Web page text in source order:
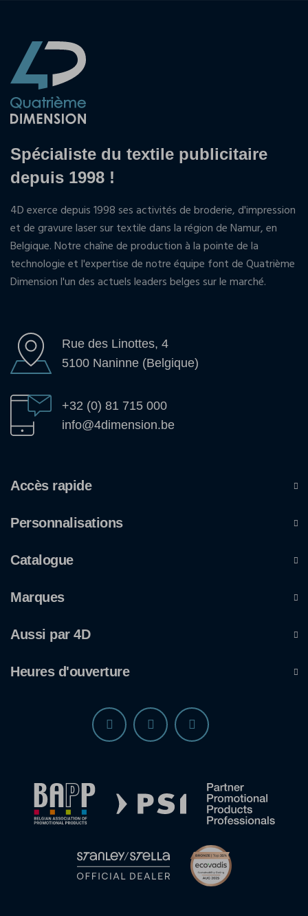
Spécialiste du textile publicitaire
depuis 1998 !
4D exerce depuis 1998 ses activités de broderie, d'impression
et de gravure laser sur textile dans la région de Namur, en
Belgique. Notre chaîne de production à la pointe de la
technologie et l'expertise de notre équipe font de Quatrième
Dimension l'un des actuels leaders belges sur le marché.
Rue des Linottes, 4
5100 Naninne (Belgique)
+32 (0) 81 715 000
info@4dimension.be
Accès rapide
Personnalisations
Catalogue
Marques
Aussi par 4D
Heures d'ouverture